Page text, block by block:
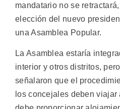
mandatario no se
elección del nuevo
una Asamblea Popular.
La Asamblea estaría
interior y otros distritos,
señalaron que el
los concejales deben